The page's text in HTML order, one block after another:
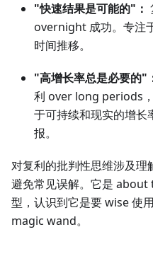
"快速结果是可能的"：
overnight 成功。专注
时间推移。
"高增长率总是必要的"
利 over long periods
于可持续和现实的增长
报。
对复利的批判性思维涉及
避免常见误解。它是
型，认识到它是要 wise 使
magic wand。